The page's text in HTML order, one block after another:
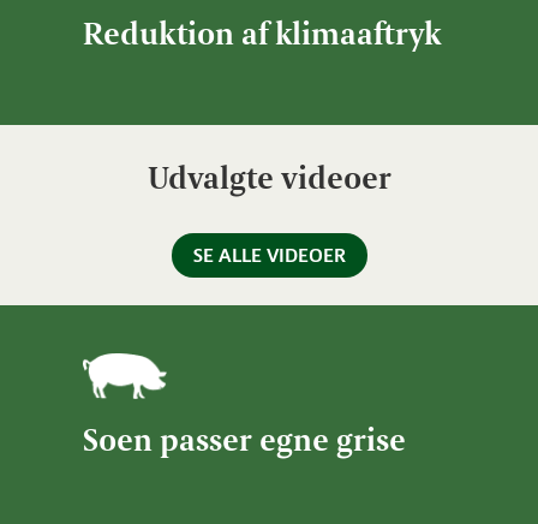
Reduktion af klimaaftryk
Udvalgte videoer
SE ALLE VIDEOER
Soen passer egne grise